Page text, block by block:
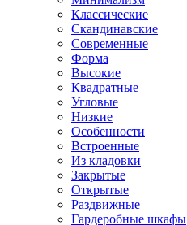
Классические
Скандинавские
Современные
Форма
Высокие
Квадратные
Угловые
Низкие
Особенности
Встроенные
Из кладовки
Закрытые
Открытые
Раздвижные
Гардеробные шкафы